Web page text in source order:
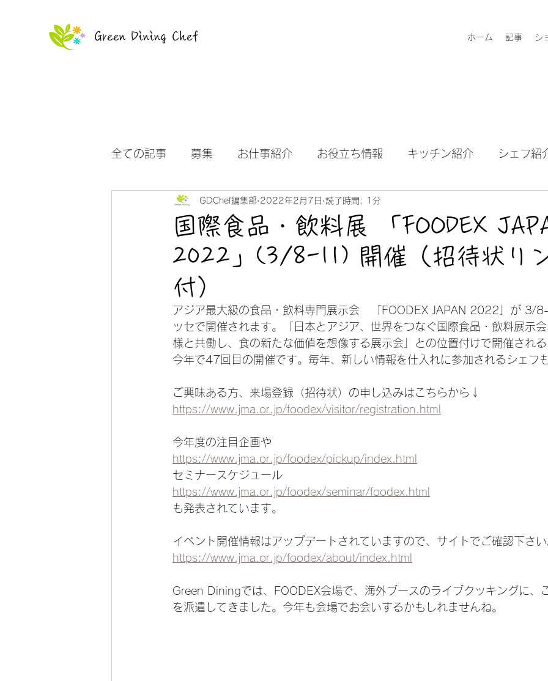
Green Dining Chef ホーム 記事 シ
全ての記事 募集 お仕事紹介 お役立ち情報 キッチン紹介 シェフ紹
お知らせ 優待 インタビュー
国際食品・飲料展 「FOODEX
2022」(3/8-11) 開催（招待状リ
付）
GDChef編集部 2022年2月7日 読了時間: 1分
アジア最大級の食品・飲料専門展示会　「FOODEX JAPAN 2022」が 3/
ッセで開催されます。「日本とアジア、世界をつなぐ国際食品・飲料展示
様と共働し、食の新たな価値を想像する展示会」との位置付けで開催される
今年で47回目の開催です。毎年、新しい情報を仕入れに参加されるシェフ
ご興味ある方、来場登録（招待状）の申し込みはこちらから↓
https://www.jma.or.jp/foodex/visitor/registration.html
今年度の注目企画や
https://www.jma.or.jp/foodex/pickup/index.html
セミナースケジュール
https://www.jma.or.jp/foodex/seminar/foodex.html
も発表されています。
イベント開催情報はアップデートされていますので、サイトでご確認下さい
https://www.jma.or.jp/foodex/about/index.html
Green Diningでは、FOODEX会場で、海外ブースのライブクッキングに、
を派遣してきました。今年も会場でお会いするかもしれませんね。